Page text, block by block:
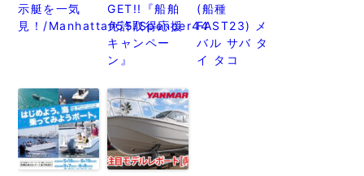
示艇を一気
見！/Manhattan55/Spencer44
GET!!『船舶
免許取得応援
キャンペー
ン』
(船種
FAST23) メ
バル サバ タ
イ タコ